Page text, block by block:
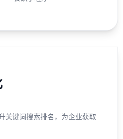
关键词搜索排名，为企业获取